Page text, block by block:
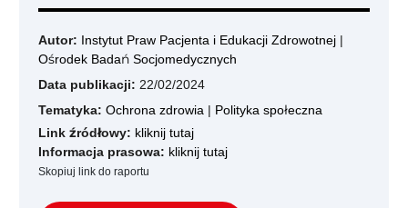
Autor: Instytut Praw Pacjenta i Edukacji Zdrowotnej |
Ośrodek Badań Socjomedycznych
Data publikacji: 22/02/2024
Tematyka: Ochrona zdrowia | Polityka społeczna
Link źródłowy: kliknij tutaj
Informacja prasowa: kliknij tutaj
Skopiuj link do raportu